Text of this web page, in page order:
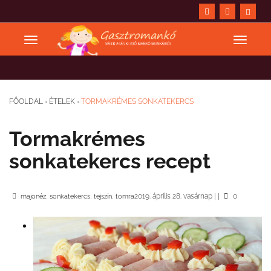
FŐOLDAL › ÉTELEK › TORMAKRÉMES SONKATEKERCS
Tormakrémes
sonkatekercs recept
2019. április 28. vasárnap| | 0
majonéz, sonkatekercs, tejszín, tomra